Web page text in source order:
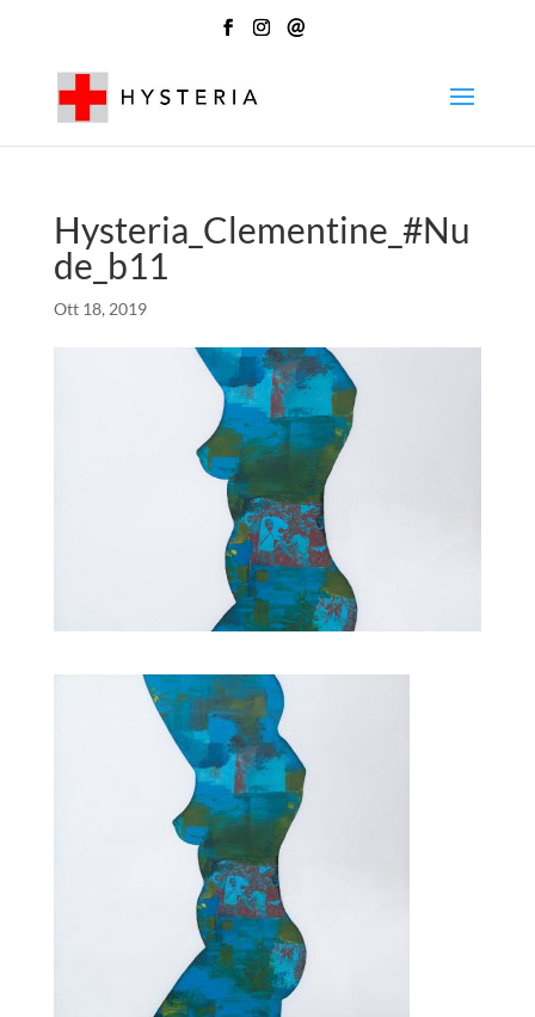
@
Hysteria_Clementine_#Nu
de_b11
Ott 18, 2019